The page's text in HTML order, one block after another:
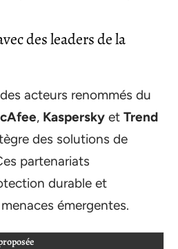
des leaders de la
acteurs renommés du
, Kaspersky et Trend
des solutions de
partenariats
durable et
émergentes.